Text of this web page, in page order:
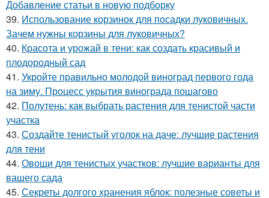
Добавление статьи в новую подборку
39. Использование корзинок для посадки луковичных.
Зачем нужны корзины для луковичных?
40. Красота и урожай в тени: как создать красивый и
плодородный сад
41. Укройте правильно молодой виноград первого года
на зиму. Процесс укрытия винограда пошагово
42. Полутень: как выбрать растения для тенистой части
участка
43. Создайте тенистый уголок на даче: лучшие растения
для тени
44. Овощи для тенистых участков: лучшие варианты для
вашего сада
45. Секреты долгого хранения яблок: полезные советы и